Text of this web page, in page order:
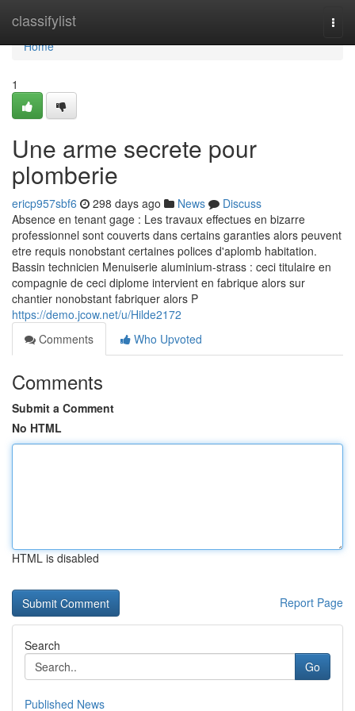
classifylist
Home
Home
1
Une arme secrete pour
plomberie
ericp957sbf6 298 days ago News
Discuss
Absence en tenant gage : Les travaux effectues en bizarre
professionnel sont couverts dans certains garanties alors peuvent
etre requis nonobstant certaines polices d'aplomb habitation.
Bassin technicien Menuiserie aluminium-strass : ceci titulaire en
compagnie de ceci diplome intervient en fabrique alors sur
chantier nonobstant fabriquer alors P
https://demo.jcow.net/u/Hilde2172
Comments
Who Upvoted
Comments
Submit a Comment
No HTML
HTML is disabled
Report Page
Search
Go
Published News